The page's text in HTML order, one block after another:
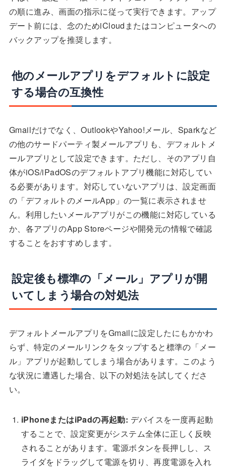
の順に進み、画面の指示に従って実行できます。アップ
デート前には、念のためiCloudまたはコンピュータへの
バックアップを推奨します。
他のメールアプリをデフォルトに設定
する場合の互換性
Gmailだけでなく、OutlookやYahoo!メール、Sparkなど
の他のサードパーティ製メールアプリも、デフォルトメ
ールアプリとして設定できます。ただし、そのアプリ自
体がiOS/iPadOSのデフォルトアプリ機能に対応してい
る必要があります。対応していないアプリは、設定画面
の「デフォルトのメールApp」の一覧に表示されませ
ん。利用したいメールアプリがこの機能に対応している
か、各アプリのApp Storeページや開発元の情報で確認
することをおすすめします。
設定後も標準の「メール」アプリが開
いてしまう場合の対処法
デフォルトメールアプリをGmailに設定したにもかかわ
らず、特定のメールリンクをタップすると標準の「メー
ル」アプリが起動してしまう場合があります。このよう
な状況に遭遇した場合、以下の対処法を試してくださ
い。
iPhoneまたはiPadの再起動: デバイスを一度再起動
することで、設定変更がシステム全体に正しく反映
されることがあります。電源ボタンを長押しし、ス
ライダをドラッグして電源を切り、再度電源を入れ